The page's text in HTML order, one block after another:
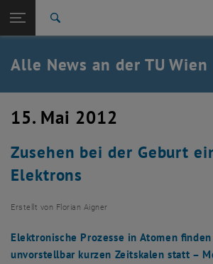
TU Login
Quicklinks
Quicklinks-Menü umschalten
Studium
Karriere
Zurück: Subseiten von TU Wien Startseite
Zurück zur letzten Ebene:
TU Wien Startseite
Übersicht
Alle News an der TU Wien
15. Mai 2012
Zusehen bei der Geburt
Elektrons
Erstellt von Florian Aigner
Elektronische Prozesse in Atomen
unvorstellbar kurzen Zeitskalen statt –